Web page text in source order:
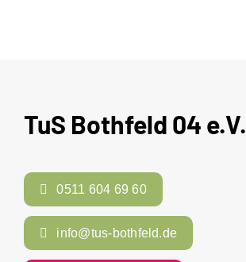
TuS Bothfeld 04 e.V.
0511 604 69 60
info@tus-bothfeld.de